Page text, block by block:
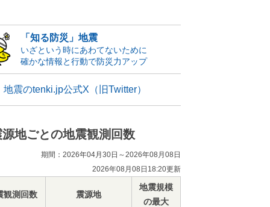
「知る防災」地震
いざという時にあわてないために
確かな情報と行動で防災力アップ
地震のtenki.jp公式X（旧Twitter）
源地ごとの地震観測回数
期間：2026年04月30日～2026年08月08日
2026年08月08日18:20更新
観測回数 震源地
地震規模
の最大